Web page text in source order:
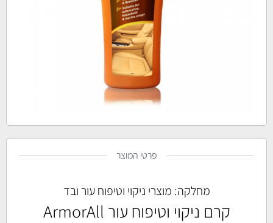
פרטי המוצר
מחלקה: מוצרי ניקוי וטיפוח עור ובד
קרם ניקוי וטיפוח עור ArmorAll